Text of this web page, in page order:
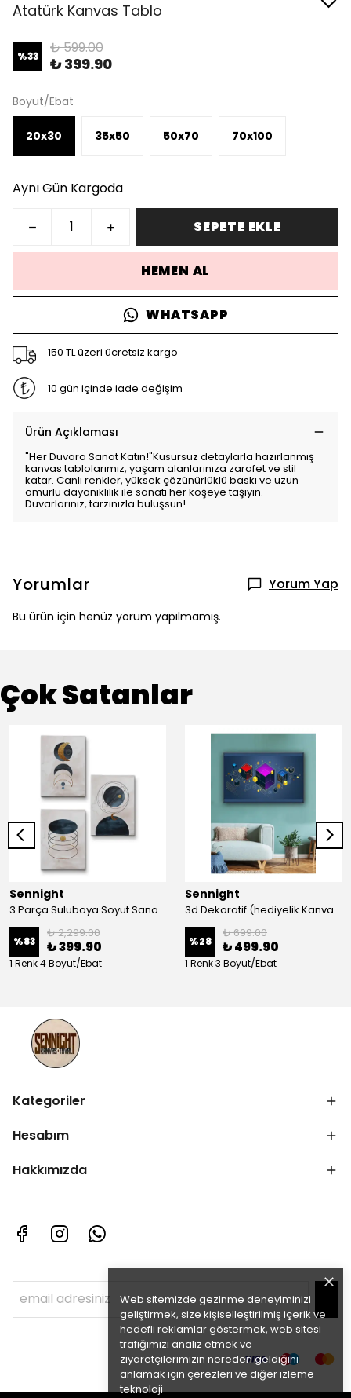
Web sitemizde gezinme deneyiminizi
geliştirmek, size kişiselleştirilmiş içerik ve
hedefli reklamlar göstermek, web sitesi
trafiğimizi analiz etmek ve
ziyaretçilerimizin nereden geldiğini
anlamak için çerezleri ve diğer izleme
teknoloji
Atatürk Kanvas Tablo
%33 ₺ 599.00
₺ 399.90
Boyut/Ebat
20x30 35x50 50x70 70x100
Aynı Gün Kargoda
SEPETE EKLE
HEMEN AL
WHATSAPP
150 TL üzeri ücretsiz kargo
10 gün içinde iade değişim
Ürün Açıklaması
"Her Duvara Sanat Katın!"Kusursuz detaylarla hazırlanmış
kanvas tablolarımız, yaşam alanlarınıza zarafet ve stil
katar. Canlı renkler, yüksek çözünürlüklü baskı ve uzun
ömürlü dayanıklılık ile sanatı her köşeye taşıyın.
Duvarlarınız, tarzınızla buluşsun!
Yorumlar Yorum Yap
Bu ürün için henüz yorum yapılmamış.
Çok Satanlar
Sennight
3 Parça Suluboya Soyut Sanat Koleksiyonu Dekoratif Kanvas Tablo
%83
₺ 2,299.00
₺ 399.90
1 Renk 4 Boyut/Ebat
Sennight
3d Dekoratif (hediyelik Kanvas Tablo)
%28
₺ 699.00
₺ 499.90
1 Renk 3 Boyut/Ebat
Kategoriler
Hesabım
Hakkımızda